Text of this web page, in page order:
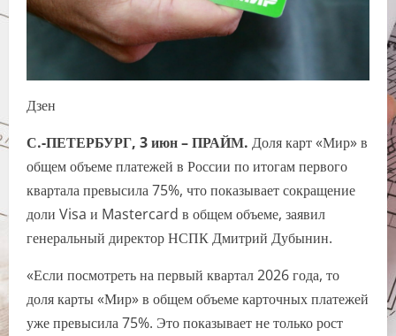
Дзен
С.-ПЕТЕРБУРГ, 3 июн – ПРАЙМ. Доля карт «Мир» в
общем объеме платежей в России по итогам первого
квартала превысила 75%, что показывает сокращение
доли Visa и Mastercard в общем объеме, заявил
генеральный директор НСПК Дмитрий Дубынин.
«Если посмотреть на первый квартал 2026 года, то
доля карты «Мир» в общем объеме карточных платежей
уже превысила 75%. Это показывает не только рост